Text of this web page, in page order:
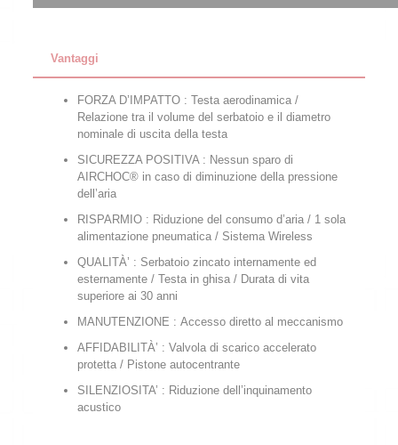
Vantaggi
FORZA D’IMPATTO : Testa aerodinamica /
Relazione tra il volume del serbatoio e il diametro
nominale di uscita della testa
SICUREZZA POSITIVA : Nessun sparo di
AIRCHOC® in caso di diminuzione della pressione
dell’aria
RISPARMIO : Riduzione del consumo d’aria / 1 sola
alimentazione pneumatica / Sistema Wireless
QUALITÀ’ : Serbatoio zincato internamente ed
esternamente / Testa in ghisa / Durata di vita
superiore ai 30 anni
MANUTENZIONE : Accesso diretto al meccanismo
AFFIDABILITÀ’ : Valvola di scarico accelerato
protetta / Pistone autocentrante
SILENZIOSITA’ : Riduzione dell’inquinamento
acustico